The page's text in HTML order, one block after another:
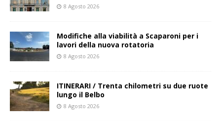
8 Agosto 2026
Modifiche alla viabilità a Scaparoni per i
lavori della nuova rotatoria
8 Agosto 2026
ITINERARI / Trenta chilometri su due ruote
lungo il Belbo
8 Agosto 2026